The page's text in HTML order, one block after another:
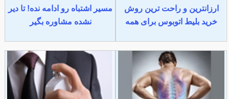
ارزانترین و راحت ترین روش
خرید بلیط اتوبوس برای همه
مسیر اشتباه رو ادامه نده! تا دیر
نشده مشاوره بگیر